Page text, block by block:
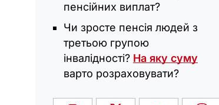
пенсійних виплат?
Чи зросте пенсія людей з
третьою групою
інвалідності? На яку суму
варто розраховувати?